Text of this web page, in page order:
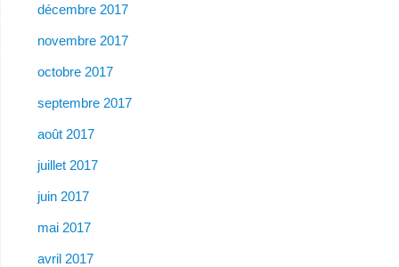
décembre 2017
novembre 2017
octobre 2017
septembre 2017
août 2017
juillet 2017
juin 2017
mai 2017
avril 2017